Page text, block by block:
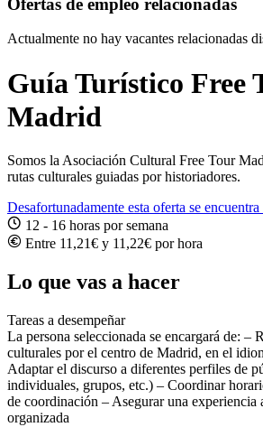
Actualmente no hay vacantes relacionadas
Guía Turístico Free
Madrid
Somos la Asociación Cultural Free Tour
rutas culturales guiadas por historiadores.
Desafortunadamente esta oferta se
12 - 16 horas por semana
Entre 11,21€ y 11,22€ por hora
Lo que vas a hacer
Tareas a desempeñar
La persona seleccionada se encargará de: –
culturales por el centro de Madrid, en el
Adaptar el discurso a diferentes perfiles de
individuales, grupos, etc.) – Coordinar
de coordinación – Asegurar una experiencia
organizada